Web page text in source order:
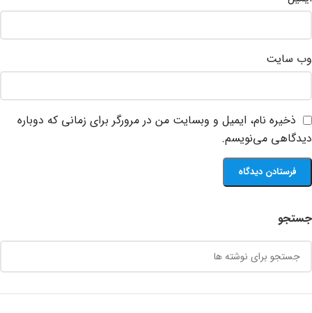
جستجو
وب‌ سایت
ذخیره نام، ایمیل و وبسایت من در مرورگر برای زمانی که دوباره
دیدگاهی می‌نویسم.